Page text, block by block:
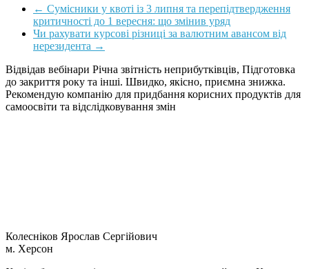
← Сумісники у квоті із 3 липня та перепідтвердження
критичності до 1 вересня: що змінив уряд
Чи рахувати курсові різниці за валютним авансом від
нерезидента →
Відвідав вебінари Річна звітність неприбутківців, Підготовка
до закриття року та інші. Швидко, якісно, приємна знижка.
Рекомендую компанію для придбання корисних продуктів для
самоосвіти та відслідковування змін
Колесніков Ярослав Сергійович
м. Херсон